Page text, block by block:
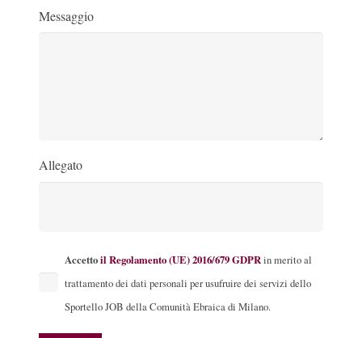
Messaggio
Allegato
Accettoil Regolamento (UE) 2016/679 GDPRin merito al
trattamento dei dati personali per usufruire dei servizi dello
Sportello JOB della Comunità Ebraica di Milano.